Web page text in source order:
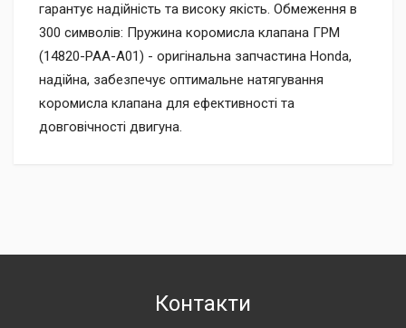
гарантує надійність та високу якість. Обмеження в
300 символів: Пружина коромисла клапана ГРМ
(14820-PAA-A01) - оригінальна запчастина Honda,
надійна, забезпечує оптимальне натягування
коромисла клапана для ефективності та
довговічності двигуна.
Контакти